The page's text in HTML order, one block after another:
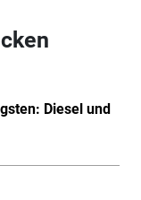
Diesel und